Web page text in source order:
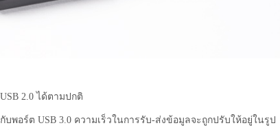
2.0 ได้ตามปกติ
พอร์ต USB 3.0 ความเร็วในการรับ-ส่งข้อมูลจะถูกปรับให้อยู่ในรูป